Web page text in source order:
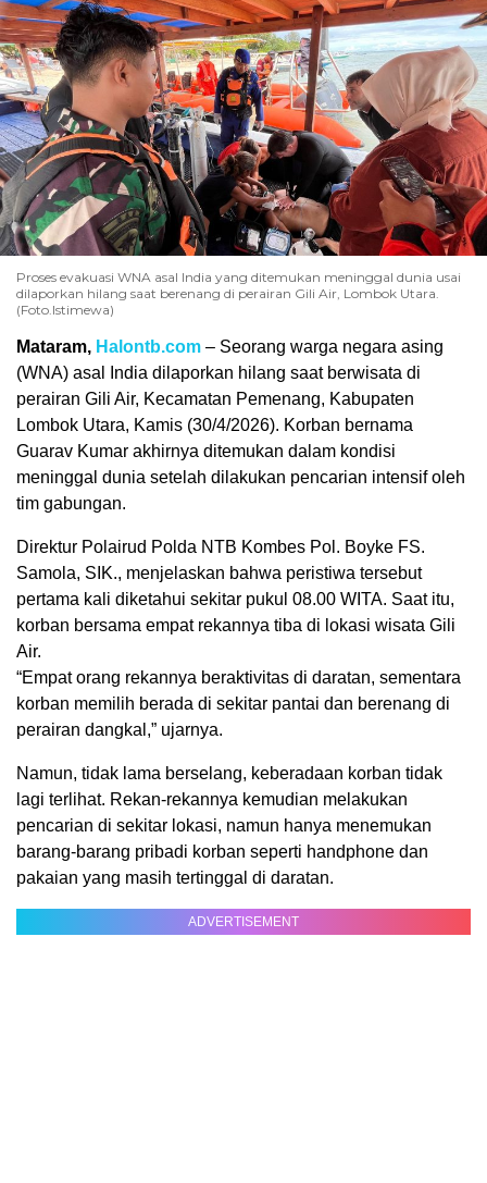
Proses evakuasi WNA asal India yang ditemukan meninggal dunia usai
dilaporkan hilang saat berenang di perairan Gili Air, Lombok Utara.
(Foto.Istimewa)
Mataram, Halontb.com – Seorang warga negara asing
(WNA) asal India dilaporkan hilang saat berwisata di
perairan Gili Air, Kecamatan Pemenang, Kabupaten
Lombok Utara, Kamis (30/4/2026). Korban bernama
Guarav Kumar akhirnya ditemukan dalam kondisi
meninggal dunia setelah dilakukan pencarian intensif oleh
tim gabungan.
Direktur Polairud Polda NTB Kombes Pol. Boyke FS.
Samola, SIK., menjelaskan bahwa peristiwa tersebut
pertama kali diketahui sekitar pukul 08.00 WITA. Saat itu,
korban bersama empat rekannya tiba di lokasi wisata Gili
Air.
“Empat orang rekannya beraktivitas di daratan, sementara
korban memilih berada di sekitar pantai dan berenang di
perairan dangkal,” ujarnya.
Namun, tidak lama berselang, keberadaan korban tidak
lagi terlihat. Rekan-rekannya kemudian melakukan
pencarian di sekitar lokasi, namun hanya menemukan
barang-barang pribadi korban seperti handphone dan
pakaian yang masih tertinggal di daratan.
ADVERTISEMENT